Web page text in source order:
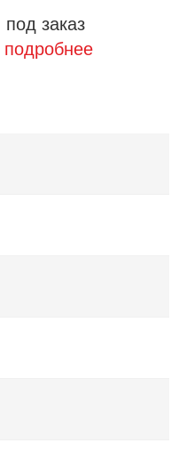
под заказ
подробнее